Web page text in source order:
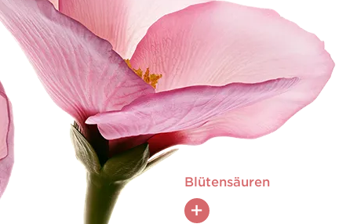
Blütensäuren
+